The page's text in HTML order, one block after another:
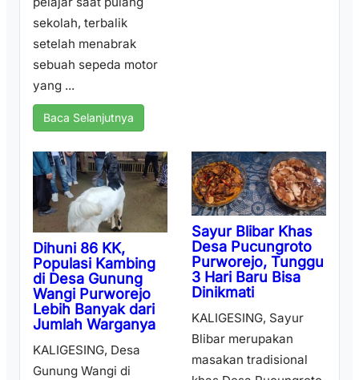
sekolah, terbalik
setelah menabrak
sebuah sepeda motor
yang ...
Baca Selanjutnya
Dihuni 86 KK,
Populasi Kambing
di Desa Gunung
Wangi Purworejo
Lebih Banyak dari
Jumlah Warganya
KALIGESING, Desa
Gunung Wangi di
Sayur Blibar Khas
Desa Pucungroto
Purworejo, Tunggu
3 Hari Baru Bisa
Dinikmati
KALIGESING, Sayur
Blibar merupakan
masakan tradisional